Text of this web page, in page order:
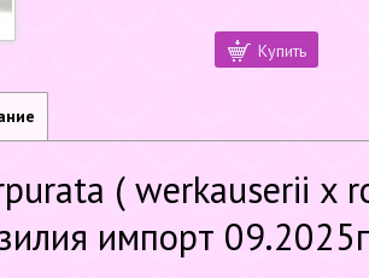
Купить
( werkauserii x
импорт